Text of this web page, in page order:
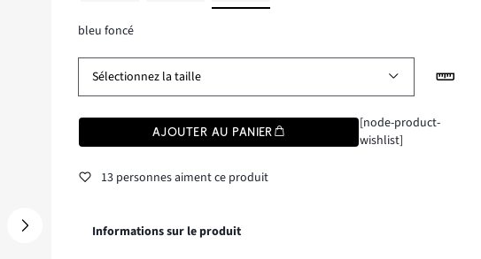
bleu foncé
Sélectionnez la taille
AJOUTER AU PANIER
[node-product-
wishlist]
13 personnes aiment ce produit
Informations sur le produit